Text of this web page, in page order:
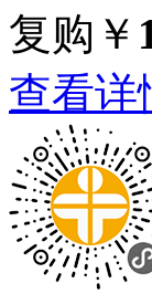
复购￥
查看详